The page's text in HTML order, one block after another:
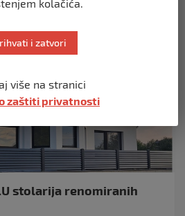
stolarija renomiranih
kolačića.
i zatvori
više na stranici
zaštiti privatnosti